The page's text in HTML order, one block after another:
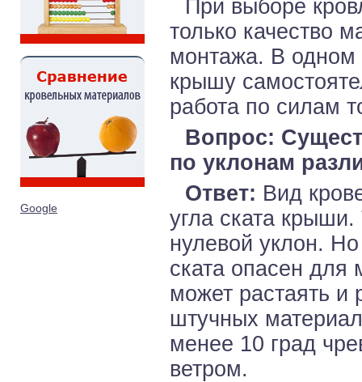
Google
При выборе
только качество
монтажа. В одном
крышу
работа по силам
Вопрос:
по уклонам
Ответ: Вид
угла ската
нулевой уклон.
ската опасен для
может растаять и
штучных
менее 10 град
ветром.